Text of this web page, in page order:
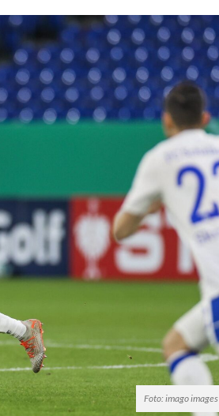
Foto: imago images